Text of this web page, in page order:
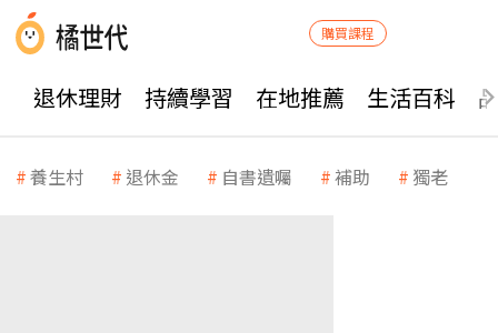
購買課程
退休理財 持續學習 在地推薦 生活百科
養生村 退休金 自書遺囑 補助 獨老